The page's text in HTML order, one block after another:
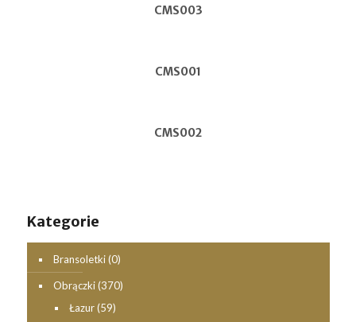
CMS003
CMS001
CMS002
Kategorie
Bransoletki (0)
Obrączki (370)
Łazur (59)